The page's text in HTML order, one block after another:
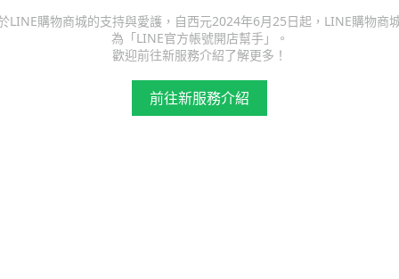
LINE購物商城的支持與愛護，自西元2024年6月25日起，LINE購物商
為「LINE官方帳號開店幫手」。
歡迎前往新服務介紹了解更多！
前往新服務介紹